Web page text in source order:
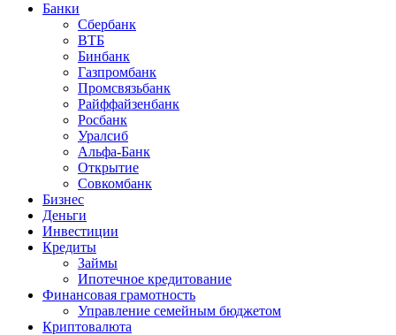
Банки
Сбербанк
ВТБ
Бинбанк
Газпромбанк
Промсвязьбанк
Райффайзенбанк
Росбанк
Уралсиб
Альфа-Банк
Открытие
Совкомбанк
Бизнес
Деньги
Инвестиции
Кредиты
Займы
Ипотечное кредитование
Финансовая грамотность
Управление семейным бюджетом
Криптовалюта